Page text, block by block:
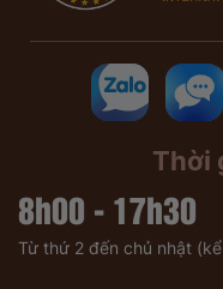
Thời
8h00 - 17h30
Từ thứ 2 đến chủ nhật